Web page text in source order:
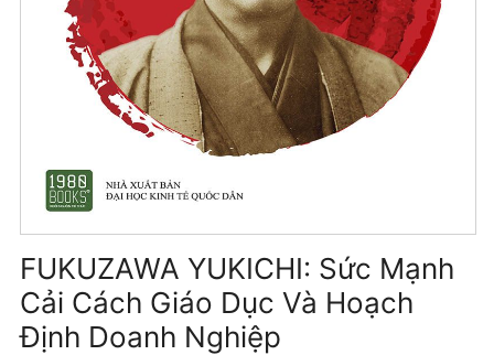
FUKUZAWA YUKICHI: Sức Mạnh
Cải Cách Giáo Dục Và Hoạch
Định Doanh Nghiệp